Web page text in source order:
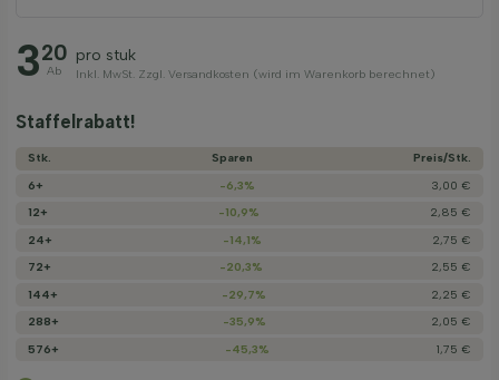
320
Ab
pro stuk
Inkl. MwSt. Zzgl. Versandkosten (wird im Warenkorb berechnet)
Staffelrabatt!
Stk. Sparen
Preis/­Stk.
6+
-6,3%
3,00 €
12+
-10,9%
2,85 €
24+
-14,1%
2,75 €
72+
-20,3%
2,55 €
144+
-29,7%
2,25 €
288+
-35,9%
2,05 €
576+
-45,3% 1,75 €